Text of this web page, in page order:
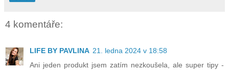
4 komentáře:
LIFE BY PAVLINA 21. ledna 2024 v 18:58
Ani jeden produkt jsem zatím nezkoušela, ale super tipy -